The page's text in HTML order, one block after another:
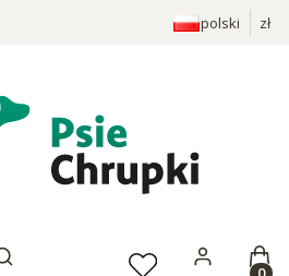
polski zł
Otwórz wyszukiwarkę